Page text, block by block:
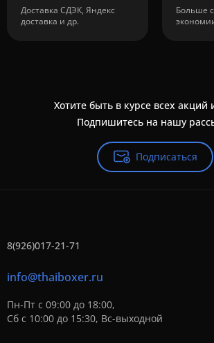
Доставка СДЭК, Яндекс
доставка и др.
Больше
Хотите быть в курсе всех акций
Подпишитесь на нашу
Подписаться
8(926)017-21-71
info@thaiboxer.ru
Пн-Пт с 09:00 до 18:00,
Сб с 10:00 до 15:30, Вс-выходной